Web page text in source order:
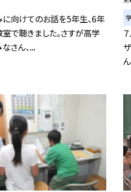
向けてのお話を5年生、6年
で聴きました。さすが高学
さん、...